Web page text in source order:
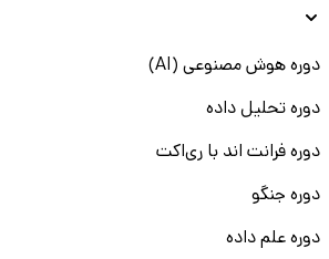
دوره هوش مصنوعی (AI)
دوره تحلیل داده
دوره فرانت اند با ری‌اکت
دوره جنگو
دوره علم داده